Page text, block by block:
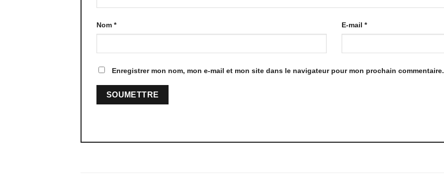
Nom * E-mail *
Enregistrer mon nom, mon e-mail et mon site dans le navigateur pour mon prochain commentaire.